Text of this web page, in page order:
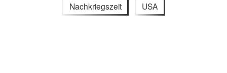
Nachkriegszeit USA